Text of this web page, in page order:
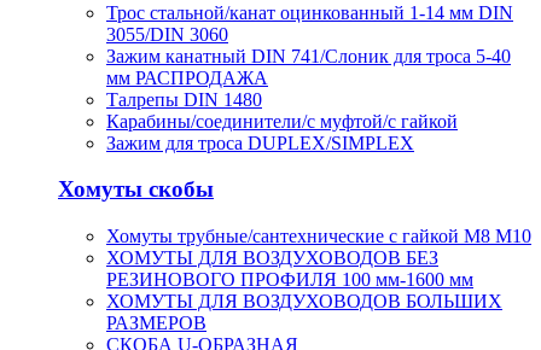
Трос стальной/канат оцинкованный 1-14 мм DIN
3055/DIN 3060
Зажим канатный DIN 741/Слоник для троса 5-40
мм РАСПРОДАЖА
Талрепы DIN 1480
Карабины/соединители/с муфтой/с гайкой
Зажим для троса DUPLEX/SIMPLEX
Хомуты скобы
Хомуты трубные/сантехнические с гайкой М8 М10
ХОМУТЫ ДЛЯ ВОЗДУХОВОДОВ БЕЗ
РЕЗИНОВОГО ПРОФИЛЯ 100 мм-1600 мм
ХОМУТЫ ДЛЯ ВОЗДУХОВОДОВ БОЛЬШИХ
РАЗМЕРОВ
СКОБА U-ОБРАЗНАЯ